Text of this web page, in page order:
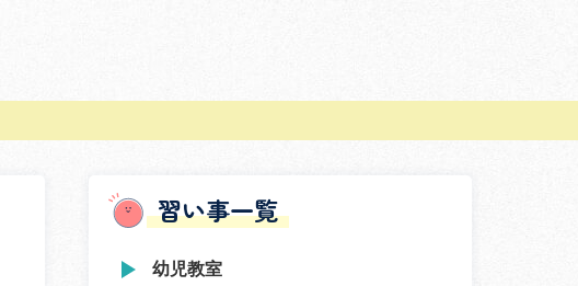
習い事一覧
幼児教室